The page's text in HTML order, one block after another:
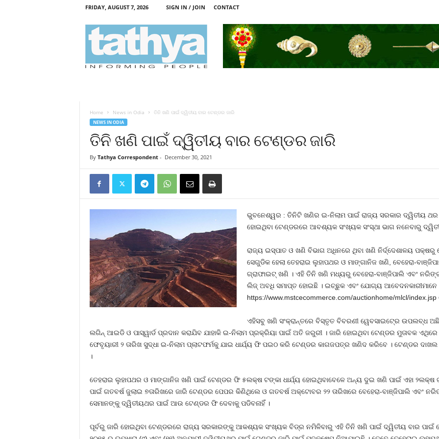
FRIDAY, AUGUST 7, 2026 SIGN IN / JOIN CONTACT
Home News in Odia ତିନି ଖଣି ପାଇଁ ଦ୍ୱିତୀୟ ବାର ଟେଣ୍ଡର ଜାରି
NEWS IN ODIA
ତିନି ଖଣି ପାଇଁ ଦ୍ୱିତୀୟ ବାର ଟେଣ୍ଡର ଜାରି
By Tathya Correspondent- December 30, 2021
ଭୁବନେଶ୍ୱର : ତିନିଟି ଖଣିର ଇ-ନିଲାମ ପାଇଁ ରାଜ୍ୟ ସରକାର ଦ୍ୱିତୀୟ
ହୋଇଥିବା ଟେଣ୍ଡରରେ ଆବଶ୍ୟକ ସଂଖ୍ୟକ ସଂସ୍ଥା ଭାଗ ନନେବାରୁ
ରାଜ୍ୟ ଇସ୍ପାତ ଓ ଖଣି ବିଭାଗ ଅଧିନରେ ଥିବା ଖଣି ନିର୍ଦ୍ଦେଶାଳୟ
ସେଗୁଡିକ ହେଲା ତେହରାଇ ଲୁହାପଥର ଓ ମାଙ୍ଗାନିଜ ଖଣି, ବେହେରା-
ଗ୍ରାଫାଇଟ୍‍ ଖଣି । ଏହି ତିନି ଖଣି ମଧ୍ୟରୁ ବେହେରା-ବାଞ୍ଜିପାଲି ଏବଂ
ଲିଜ୍‍ ଅବଧି ସମାପ୍ତ ହୋଇଛି । ଇଚ୍ଛୁକ ଏବଂ ଯୋଗ୍ୟ
https://www.mstcecommerce.com/auctionhome/mlcl/
ଏହିସବୁ ଖଣି ସଂକ୍ରାନ୍ତରେ ବିସ୍ତୃତ ବିବରଣୀ ୱେବସାଇଟ୍‍ରେ ଉପଲବ୍ଧ
ଲଗିନ୍‍ ଆଇଡି ଓ ପାସ୍‍ୱାର୍ଡ ପ୍ରଦାନ କରାଯିବ ଯାହାକି ଇ-ନିଲାମ ପ୍ରକ୍ରିୟା ପାଇଁ ଅତି ଜରୁରୀ । ଜାରି ହୋଇଥିବା ଟେଣ୍ଡର ମୁତାବକ
ଫେବୃୟାରୀ ୨ ତାରିଖ ସୁଦ୍ଧା ଇ-ନିଲାମ ପ୍ଲାଟଫର୍ମକୁ ଯାଇ ଧାର୍ଯ୍ୟ ଫି ପଇଠ କରି ଟେଣ୍ଡର କାଗଜପତ୍ର ଖଣିଦ କରିବେ । ଟେଣ୍ଡର ଦାଖଲ
।
ତେହରାଇ ଲୁହାପଥର ଓ ମାଙ୍ଗାନିଜ ଖଣି ପାଇଁ ଟେଣ୍ଡର ଫି ୫ଲକ୍ଷ ଟଙ୍କା ଧାର୍ଯ୍ୟ ହୋଇଥିବାବେଳେ ଅନ୍ୟ ଦୁଇ ଖଣି ପାଇଁ ଏହା ୨ଲକ୍ଷ
ପାଇଁ ଗତବର୍ଷ ଜୁଲାଇ ୭ତାରିଖରେ ଜାରି ଟେଣ୍ଡର ପେପର କିଣିଥିଲେ ଓ ଗତବର୍ଷ ଅକ୍ଟୋବର ୨୨ ତାରିଖରେ ବେହେରା-ବାଞ୍ଜିପାଲି ଏବଂ
ସେମାନଙ୍କୁ ଦ୍ୱିତୀୟଥର ପାଇଁ ଆଉ ଟେଣ୍ଡର ଫି ଦେବାକୁ ପଡିବନାହିଁ ।
ପୂର୍ବରୁ ଜାରି ହୋଇଥିବା ଟେଣ୍ଡରରେ ରାଜ୍ୟ ସରକାରଙ୍କୁ ଆକଶ୍ୟକ ସଂଖ୍ୟକ ବିଡ୍‍ର ନମିଳିବାରୁ ଏହି ତିନି ଖଣି ପାଇଁ ଦ୍ୱିତୀୟ ବାର ପାଇଁ